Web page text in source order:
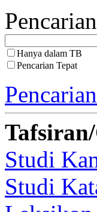
Hanya dalam TB
Pencarian Tepat
Studi
Studi